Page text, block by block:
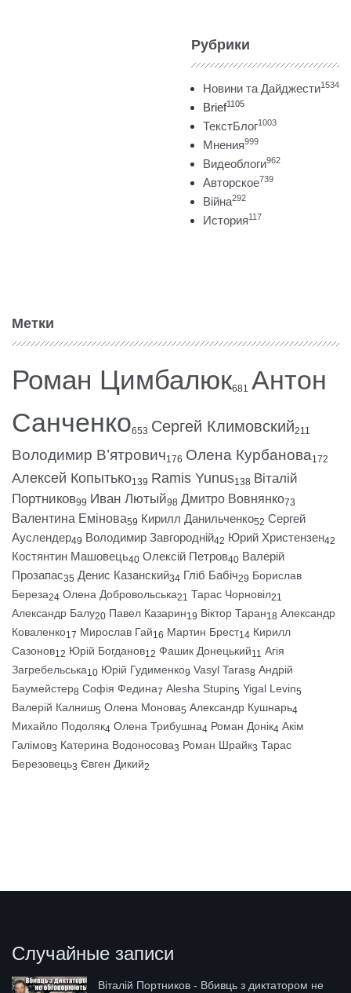
Рубрики
Новини та Дайджести1534
Brief1105
ТекстБлог1003
Мнения999
Видеоблоги962
Авторское739
Війна292
История117
Метки
Роман Цимбалюк681 Антон
Санченко653 Сергей Климовский211
Володимир В’ятрович176 Олена Курбанова172
Алексей Копытько139 Ramis Yunus138 Віталій
Портников99 Иван Лютый98 Дмитро Вовнянко73
Валентина Емінова59 Кирилл Данильченко52 Сергей
Ауслендер49 Володимир Завгородній42 Юрий Христензен42
Костянтин Машовець40 Олексій Петров40 Валерій
Прозапас35 Денис Казанский34 Гліб Бабіч29 Борислав
Береза24 Олена Добровольська21 Тарас Чорновіл21
Александр Балу20 Павел Казарин19 Віктор Таран18 Александр
Коваленко17 Мирослав Гай16 Мартин Брест14 Кирилл
Сазонов12 Юрій Богданов12 Фашик Донецький11 Агія
Загребельська10 Юрій Гудименко9 Vasyl Taras8 Андрій
Баумейстер8 Софія Федина7 Alesha Stupin5 Yigal Levin5
Валерій Калниш5 Олена Монова5 Александр Кушнарь4
Михайло Подоляк4 Олена Трибушна4 Роман Донік4 Акім
Галімов3 Катерина Водоносова3 Роман Шрайк3 Тарас
Березовець3 Євген Дикий2
Случайные записи
Віталій Портников - Вбивць з диктатором не